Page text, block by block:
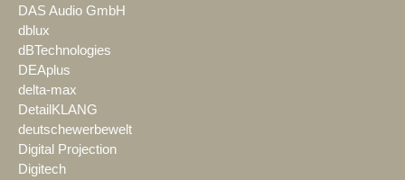
DAS Audio GmbH
dblux
dBTechnologies
DEAplus
delta-max
DetailKLANG
deutschewerbewelt
Digital Projection
Digitech